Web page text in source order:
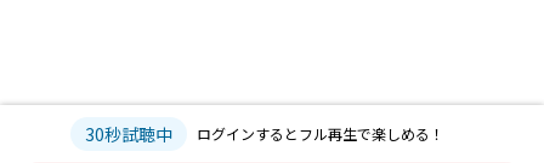
30秒試聴中 ログインするとフル再生で楽しめる！